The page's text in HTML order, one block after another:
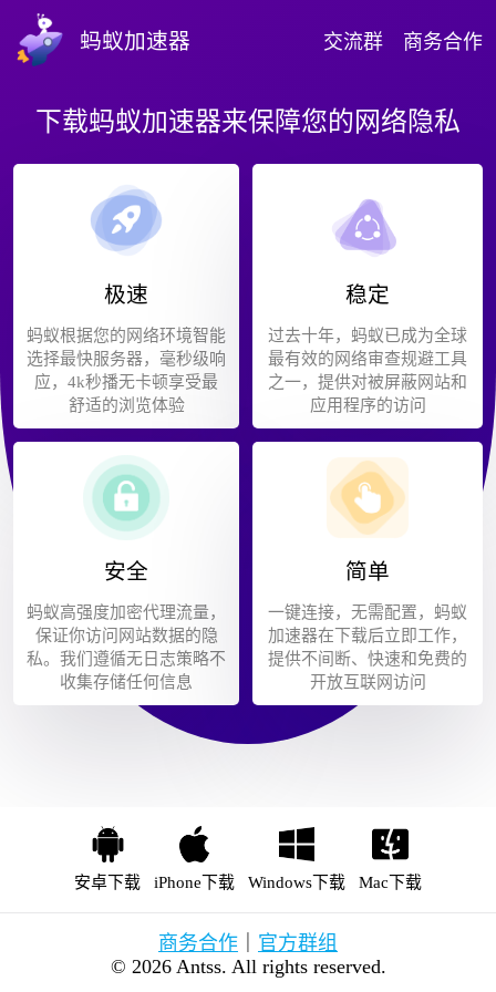
蚂蚁加速器 交流群 商务合作
下载蚂蚁加速器来保障您的网络隐私
极速
蚂蚁根据您的网络环境智能
选择最快服务器，毫秒级响
应，4k秒播无卡顿享受最
舒适的浏览体验
稳定
过去十年，蚂蚁已成为全球
最有效的网络审查规避工具
之一，提供对被屏蔽网站和
应用程序的访问
安全
蚂蚁高强度加密代理流量，
保证你访问网站数据的隐
私。我们遵循无日志策略不
收集存储任何信息
简单
一键连接，无需配置，蚂蚁
加速器在下载后立即工作，
提供不间断、快速和免费的
开放互联网访问
安卓下载 iPhone下载 Windows下载 Mac下载
© 2026 Antss. All rights reserved.
商务合作 官方群组